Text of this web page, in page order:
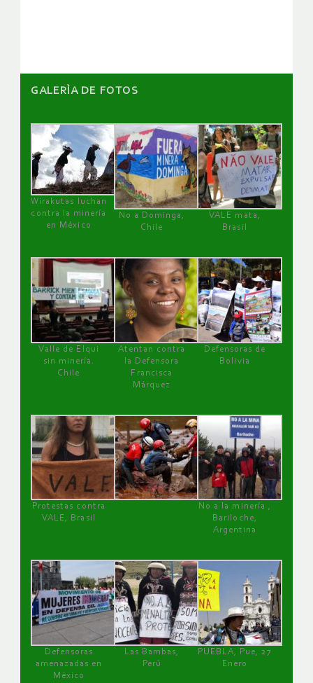
GALERÌA DE FOTOS
Wirakutas luchan
contra la minería
en México
No a Dominga,
Chile
VALE mata,
Brasil
Valle de Elqui
sin minería.
Chile
Atentan contra
la Defensora
Francisca
Márquez
Defensoras de
Bolivia
Protestas contra
VALE, Brasil
No a la minería ,
Bariloche,
Argentina
Defensoras
amenazadas en
México
Las Bambas,
Perú
PUEBLA, Pue, 27
Enero